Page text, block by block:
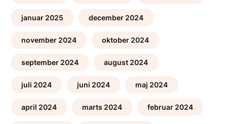
januar 2025 december 2024
november 2024 oktober 2024
september 2024 august 2024
juli 2024 juni 2024 maj 2024
april 2024 marts 2024 februar 2024